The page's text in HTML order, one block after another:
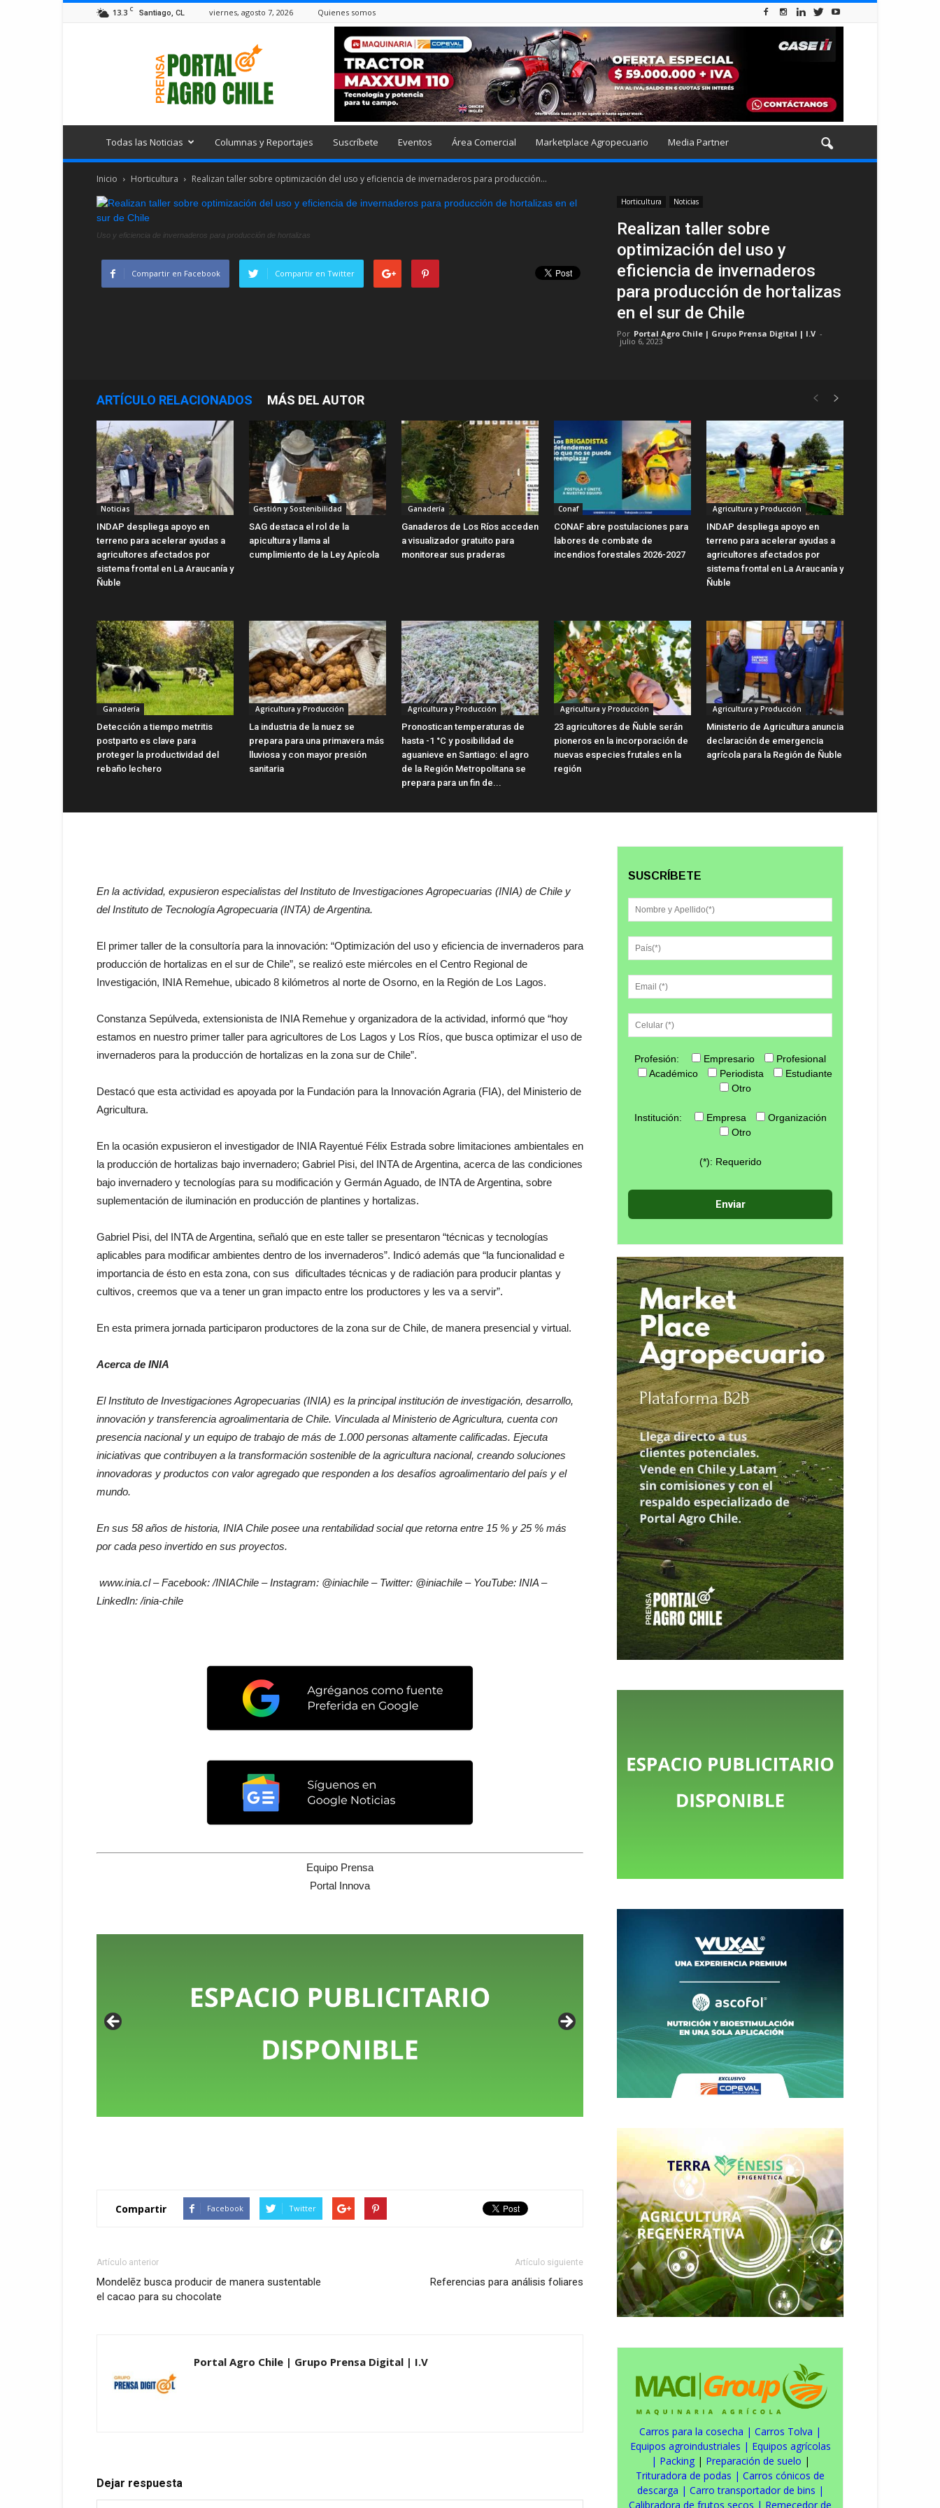
13.3 C Santiago, CL viernes, agosto 7, 2026 Quienes somos
Todas las Noticias Columnas y Reportajes Suscríbete Eventos Área Comercial Marketplace Agropecuario Media Partner
Inicio Horticultura Realizan taller sobre optimización del uso y eficiencia de invernaderos para producción...
Horticultura Noticias
Realizan taller sobre
optimización del uso y
eficiencia de invernaderos
para producción de hortalizas
en el sur de Chile
Por Portal Agro Chile | Grupo Prensa Digital | I.V -
julio 6, 2023
Uso y eficiencia de invernaderos para producción de hortalizas
Compartir en Facebook Compartir en Twitter
ARTÍCULO RELACIONADOS MÁS DEL AUTOR
Noticias
INDAP despliega apoyo en
terreno para acelerar ayudas a
agricultores afectados por
sistema frontal en La Araucanía y
Ñuble
Gestión y Sostenibilidad
SAG destaca el rol de la
apicultura y llama al
cumplimiento de la Ley Apícola
Ganadería
Ganaderos de Los Ríos acceden
a visualizador gratuito para
monitorear sus praderas
Conaf
CONAF abre postulaciones para
labores de combate de
incendios forestales 2026-2027
Agricultura y Producción
INDAP despliega apoyo en
terreno para acelerar ayudas a
agricultores afectados por
sistema frontal en La Araucanía y
Ñuble
Ganadería
Detección a tiempo metritis
postparto es clave para
proteger la productividad del
rebaño lechero
Agricultura y Producción
La industria de la nuez se
prepara para una primavera más
lluviosa y con mayor presión
sanitaria
Agricultura y Producción
Pronostican temperaturas de
hasta -1 °C y posibilidad de
aguanieve en Santiago: el agro
de la Región Metropolitana se
prepara para un fin de...
Agricultura y Producción
23 agricultores de Ñuble serán
pioneros en la incorporación de
nuevas especies frutales en la
región
Agricultura y Producción
Ministerio de Agricultura anuncia
declaración de emergencia
agrícola para la Región de Ñuble
En la actividad, expusieron especialistas del Instituto de Investigaciones Agropecuarias (INIA) de Chile y
del Instituto de Tecnología Agropecuaria (INTA) de Argentina.
El primer taller de la consultoría para la innovación: “Optimización del uso y eficiencia de invernaderos para
producción de hortalizas en el sur de Chile”, se realizó este miércoles en el Centro Regional de
Investigación, INIA Remehue, ubicado 8 kilómetros al norte de Osorno, en la Región de Los Lagos.
Constanza Sepúlveda, extensionista de INIA Remehue y organizadora de la actividad, informó que “hoy
estamos en nuestro primer taller para agricultores de Los Lagos y Los Ríos, que busca optimizar el uso de
invernaderos para la producción de hortalizas en la zona sur de Chile”.
Destacó que esta actividad es apoyada por la Fundación para la Innovación Agraria (FIA), del Ministerio de
Agricultura.
En la ocasión expusieron el investigador de INIA Rayentué Félix Estrada sobre limitaciones ambientales en
la producción de hortalizas bajo invernadero; Gabriel Pisi, del INTA de Argentina, acerca de las condiciones
bajo invernadero y tecnologías para su modificación y Germán Aguado, de INTA de Argentina, sobre
suplementación de iluminación en producción de plantines y hortalizas.
Gabriel Pisi, del INTA de Argentina, señaló que en este taller se presentaron “técnicas y tecnologías
aplicables para modificar ambientes dentro de los invernaderos”. Indicó además que “la funcionalidad e
importancia de ésto en esta zona, con sus dificultades técnicas y de radiación para producir plantas y
cultivos, creemos que va a tener un gran impacto entre los productores y les va a servir”.
En esta primera jornada participaron productores de la zona sur de Chile, de manera presencial y virtual.
Acerca de INIA
El Instituto de Investigaciones Agropecuarias (INIA) es la principal institución de investigación, desarrollo,
innovación y transferencia agroalimentaria de Chile. Vinculada al Ministerio de Agricultura, cuenta con
presencia nacional y un equipo de trabajo de más de 1.000 personas altamente calificadas. Ejecuta
iniciativas que contribuyen a la transformación sostenible de la agricultura nacional, creando soluciones
innovadoras y productos con valor agregado que responden a los desafíos agroalimentario del país y el
mundo.
En sus 58 años de historia, INIA Chile posee una rentabilidad social que retorna entre 15 % y 25 % más
por cada peso invertido en sus proyectos.
www.inia.cl – Facebook: /INIAChile – Instagram: @iniachile – Twitter: @iniachile – YouTube: INIA –
LinkedIn: /inia-chile
Equipo Prensa
Portal Innova
Compartir Facebook Twitter
Artículo anterior
Mondelēz busca producir de manera sustentable
el cacao para su chocolate
Artículo siguiente
Referencias para análisis foliares
Portal Agro Chile | Grupo Prensa Digital | I.V
Dejar respuesta
SUSCRÍBETE
Profesión: Empresario
Profesional
Académico
Periodista
Estudiante
Otro
Institución: Empresa
Organización
Otro
(*): Requerido
Carros para la cosecha | Carros Tolva |
Equipos agroindustriales | Equipos agrícolas
| Packing| Preparación de suelo |
Trituradora de podas | Carros cónicos de
descarga | Carro transportador de bins |
Calibradora de frutos secos | Remecedor de